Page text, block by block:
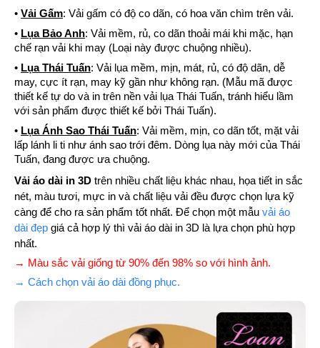
• Vải Gấm: Vải gấm có độ co dãn, có hoa văn chìm trên vải.
• Lụa Bảo Anh: Vải mềm, rủ, co dãn thoải mái khi mặc, hạn
chế rạn vải khi may (Loại này được chuộng nhiều).
• Lụa Thái Tuấn: Vải lụa mềm, mịn, mát, rủ, có độ dãn, dễ
may, cực ít rạn, may kỹ gần như không rạn. (Mẫu mã được
thiết kế tự do và in trên nền vải lụa Thái Tuấn, tránh hiểu lầm
với sản phẩm được thiết kế bởi Thái Tuấn).
• Lụa Ánh Sao Thái Tuấn: Vải mềm, mịn, co dãn tốt, mặt vải
lấp lánh li ti như ánh sao trới đêm. Dòng lụa này mới của Thái
Tuấn, đang được ưa chuộng.
Vải áo dài in 3D trên nhiều chất liệu khác nhau, họa tiết in sắc
nét, màu tươi, mực in và chất liệu vải đều được chọn lựa kỹ
càng để cho ra sản phẩm tốt nhất. Để chọn một mẫu vải áo
dài đẹp giá cả hợp lý thì vải áo dài in 3D là lựa chọn phù hợp
nhất.
→ Màu sắc vải giống từ 90% đến 98% so với hình ảnh.
→ Cách chọn vải áo dài đồng phục.